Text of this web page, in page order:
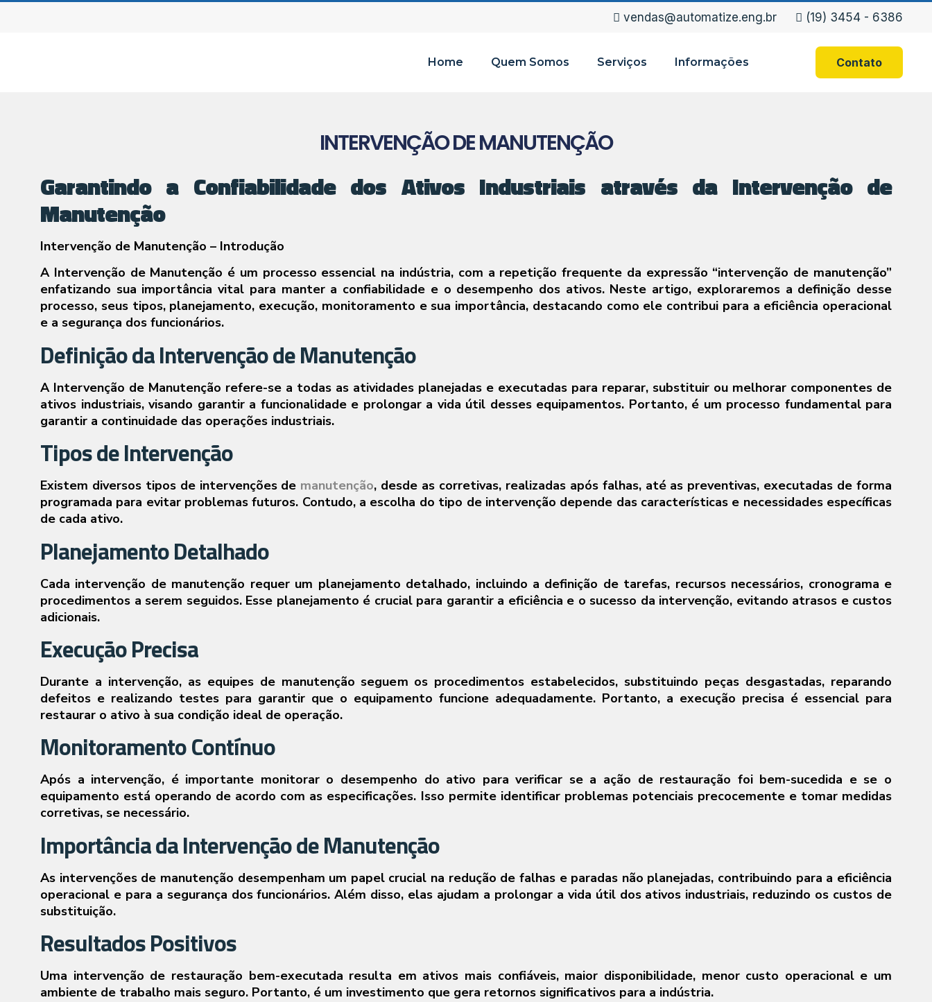
vendas@automatize.eng.br (19) 3454 - 6386
Home Quem Somos Serviços Informações Contato
INTERVENÇÃO DE MANUTENÇÃO
Garantindo a Confiabilidade dos Ativos Industriais através da Intervenção de
Manutenção
Intervenção de Manutenção – Introdução
A Intervenção de Manutenção é um processo essencial na indústria, com a repetição frequente da expressão “intervenção de manutenção”
enfatizando sua importância vital para manter a confiabilidade e o desempenho dos ativos. Neste artigo, exploraremos a definição desse
processo, seus tipos, planejamento, execução, monitoramento e sua importância, destacando como ele contribui para a eficiência operacional
e a segurança dos funcionários.
Definição da Intervenção de Manutenção
A Intervenção de Manutenção refere-se a todas as atividades planejadas e executadas para reparar, substituir ou melhorar componentes de
ativos industriais, visando garantir a funcionalidade e prolongar a vida útil desses equipamentos. Portanto, é um processo fundamental para
garantir a continuidade das operações industriais.
Tipos de Intervenção
Existem diversos tipos de intervenções de manutenção, desde as corretivas, realizadas após falhas, até as preventivas, executadas de forma
programada para evitar problemas futuros. Contudo, a escolha do tipo de intervenção depende das características e necessidades específicas
de cada ativo.
Planejamento Detalhado
Cada intervenção de manutenção requer um planejamento detalhado, incluindo a definição de tarefas, recursos necessários, cronograma e
procedimentos a serem seguidos. Esse planejamento é crucial para garantir a eficiência e o sucesso da intervenção, evitando atrasos e custos
adicionais.
Execução Precisa
Durante a intervenção, as equipes de manutenção seguem os procedimentos estabelecidos, substituindo peças desgastadas, reparando
defeitos e realizando testes para garantir que o equipamento funcione adequadamente. Portanto, a execução precisa é essencial para
restaurar o ativo à sua condição ideal de operação.
Monitoramento Contínuo
Após a intervenção, é importante monitorar o desempenho do ativo para verificar se a ação de restauração foi bem-sucedida e se o
equipamento está operando de acordo com as especificações. Isso permite identificar problemas potenciais precocemente e tomar medidas
corretivas, se necessário.
Importância da Intervenção de Manutenção
As intervenções de manutenção desempenham um papel crucial na redução de falhas e paradas não planejadas, contribuindo para a eficiência
operacional e para a segurança dos funcionários. Além disso, elas ajudam a prolongar a vida útil dos ativos industriais, reduzindo os custos de
substituição.
Resultados Positivos
Uma intervenção de restauração bem-executada resulta em ativos mais confiáveis, maior disponibilidade, menor custo operacional e um
ambiente de trabalho mais seguro. Portanto, é um investimento que gera retornos significativos para a indústria.